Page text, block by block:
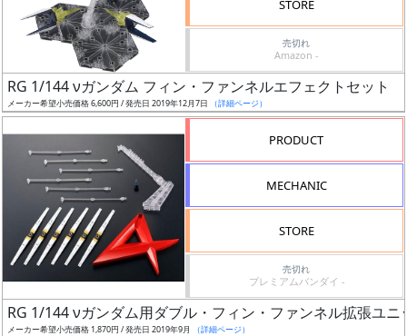
グ
レ
ー
ル
STORE
売切れ
Amazon -
RG 1/144 νガンダム フィン・ファンネルエフェクトセット
メーカー希望小売価格 6,600円 / 発売日 2019年12月7日 （詳細ページ）
PRODUCT
MECHANIC
STORE
売切れ
プレミアムバンダイ -
RG 1/144 νガンダム用ダブル・フィン・ファンネル拡張ユニ
メーカー希望小売価格 1,870円 / 発売日 2019年9月 （詳細ページ）